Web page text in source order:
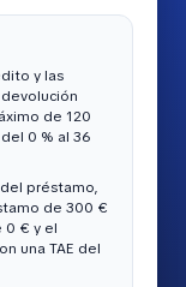
y las
de 120
0 % al 36
préstamo,
de 300 €
0 € y el
una TAE del